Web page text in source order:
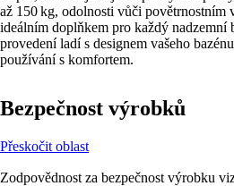
až 150 kg, odolnosti vůči povětrnostním
ideálním doplňkem pro každý nadzemní
provedení ladí s designem vašeho
používání s komfortem.
Bezpečnost výrobků
Přeskočit oblast
Zodpovědnost za bezpečnost výrobku